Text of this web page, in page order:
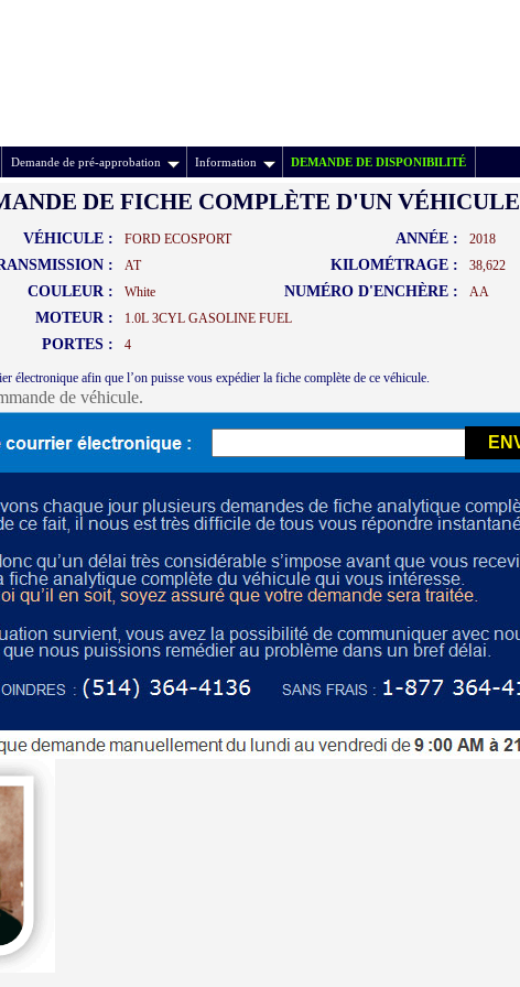
Demande de pré-approbation Information DEMANDE DE DISPONIBILITÉ
DE FICHE COMPLÈTE D'UN VÉHICULE
VÉHICULE : FORD ECOSPORT ANNÉE : 2018
: AT KILOMÉTRAGE : 38,622
COULEUR : White NUMÉRO D'ENCHÈRE : AA
MOTEUR : 1.0L 3CYL GASOLINE FUEL
PORTES : 4
électronique afin que l’on puisse vous expédier la fiche complète de ce véhicule.
de véhicule.